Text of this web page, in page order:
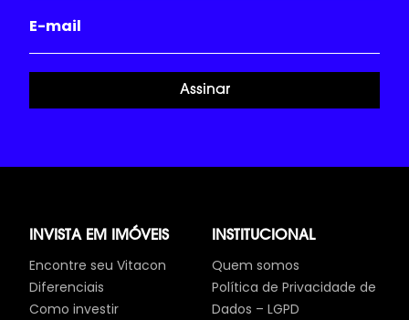
Assinar
INVISTA EM IMÓVEIS
Encontre seu Vitacon
Diferenciais
Como investir
INSTITUCIONAL
Quem somos
Política de Privacidade de
Dados – LGPD